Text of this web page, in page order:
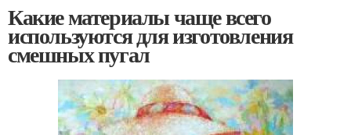
Какие материалы чаще всего
используются для изготовления
смешных пугал